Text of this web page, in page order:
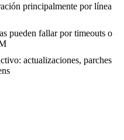
principalmente por línea
pueden fallar por timeouts o
actualizaciones, parches